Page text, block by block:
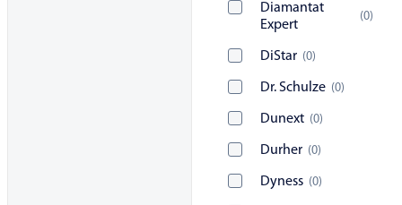
Diamantat
Expert
(0)
DiStar (0)
Dr. Schulze (0)
Dunext (0)
Durher (0)
Dyness (0)